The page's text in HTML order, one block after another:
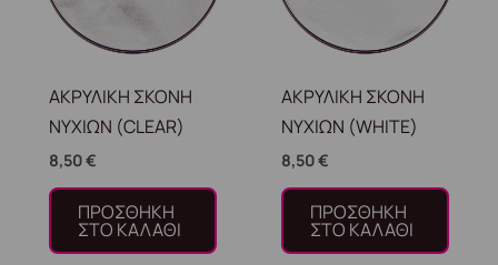
ΑΚΡΥΛΙΚΗ ΣΚΟΝΗ
ΝΥΧΙΩΝ (CLEAR)
8,50€
ΠΡΟΣΘΉΚΗ
ΣΤΟ ΚΑΛΆΘΙ
ΑΚΡΥΛΙΚΗ ΣΚΟΝΗ
ΝΥΧΙΩΝ (WHITE)
8,50€
ΠΡΟΣΘΉΚΗ
ΣΤΟ ΚΑΛΆΘΙ